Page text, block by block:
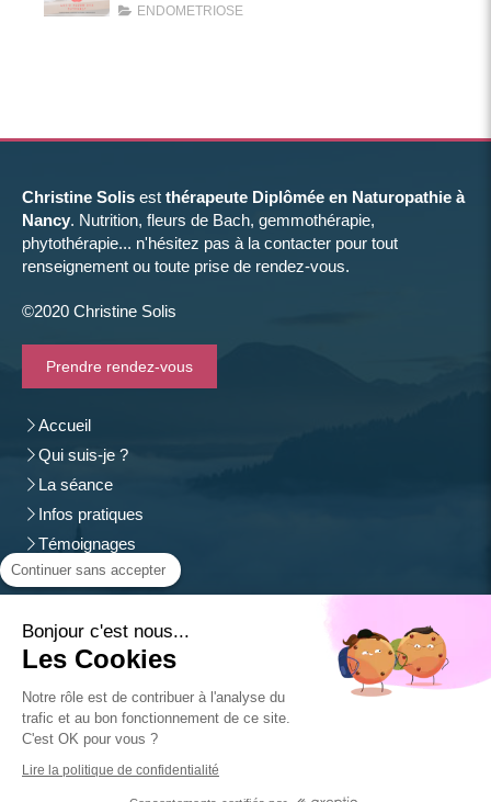
ENDOMETRIOSE
Christine Solis est thérapeute Diplômée en Naturopathie à
Nancy. Nutrition, fleurs de Bach, gemmothérapie,
phytothérapie... n'hésitez pas à la contacter pour tout
renseignement ou toute prise de rendez-vous.
©2020 Christine Solis
Prendre rendez-vous
Accueil
Qui suis-je ?
La séance
Infos pratiques
Témoignages
Contact
Christine Solis
54500 Vandoeuvre-lès-Nancy
SIREN: 533 259 081
Plan du site
Mentions légales
Continuer sans accepter
Bonjour c'est nous...
Les Cookies
Notre rôle est de contribuer à l'analyse du
trafic et au bon fonctionnement de ce site.
C'est OK pour vous ?
Lire la politique de confidentialité